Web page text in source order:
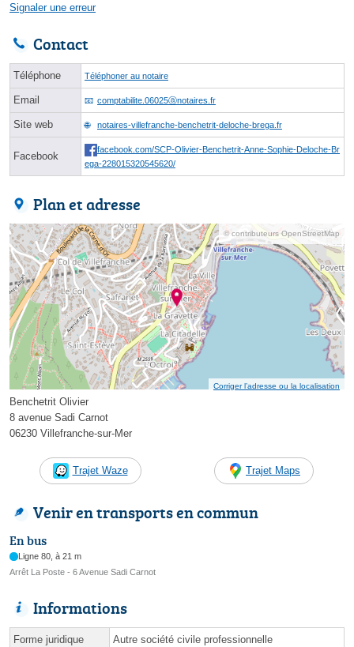
Signaler une erreur
Contact
Téléphone Téléphoner au notaire
Email comptabilite.06025ⓐnotaires.fr
Site web notaires-villefranche-benchetrit-deloche-brega.fr
Facebook
facebook.com/SCP-Olivier-Benchetrit-Anne-Sophie-Deloche-Br
ega-228015320545620/
Plan et adresse
© contributeurs OpenStreetMap
Corriger l’adresse ou la localisation
Benchetrit Olivier
8 avenue Sadi Carnot
06230 Villefranche-sur-Mer
Trajet Waze Trajet Maps
Venir en transports en commun
En bus
Ligne 80, à 21 m
Arrêt La Poste - 6 Avenue Sadi Carnot
Informations
Forme juridique Autre société civile professionnelle